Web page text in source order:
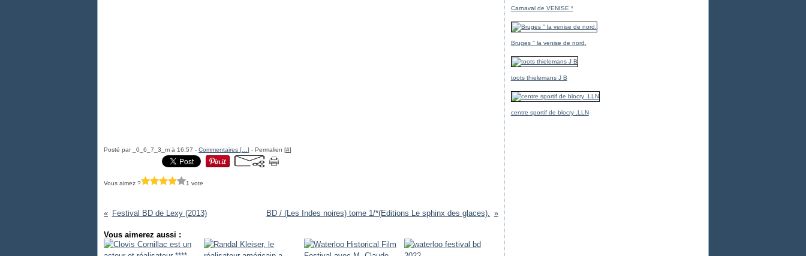
Posté par _0_6_7_3_m à 16:57 - Commentaires [ ] - Permalien [#]
Vous aimez ? 1 vote
Festival BD de Lexy (2013) BD / (Les Indes noires) tome 1/*(Editions Le sphinx des glaces).
Vous aimerez aussi :
Carnaval de VENISE *
Bruges '' la venise de nord.
toots thielemans J B
centre sportif de blocry .LLN